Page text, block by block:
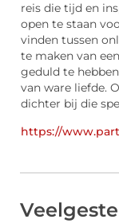
reis die tijd en
open te staan
vinden tussen
te maken van
geduld te
van ware liefde.
dichter bij die
https://